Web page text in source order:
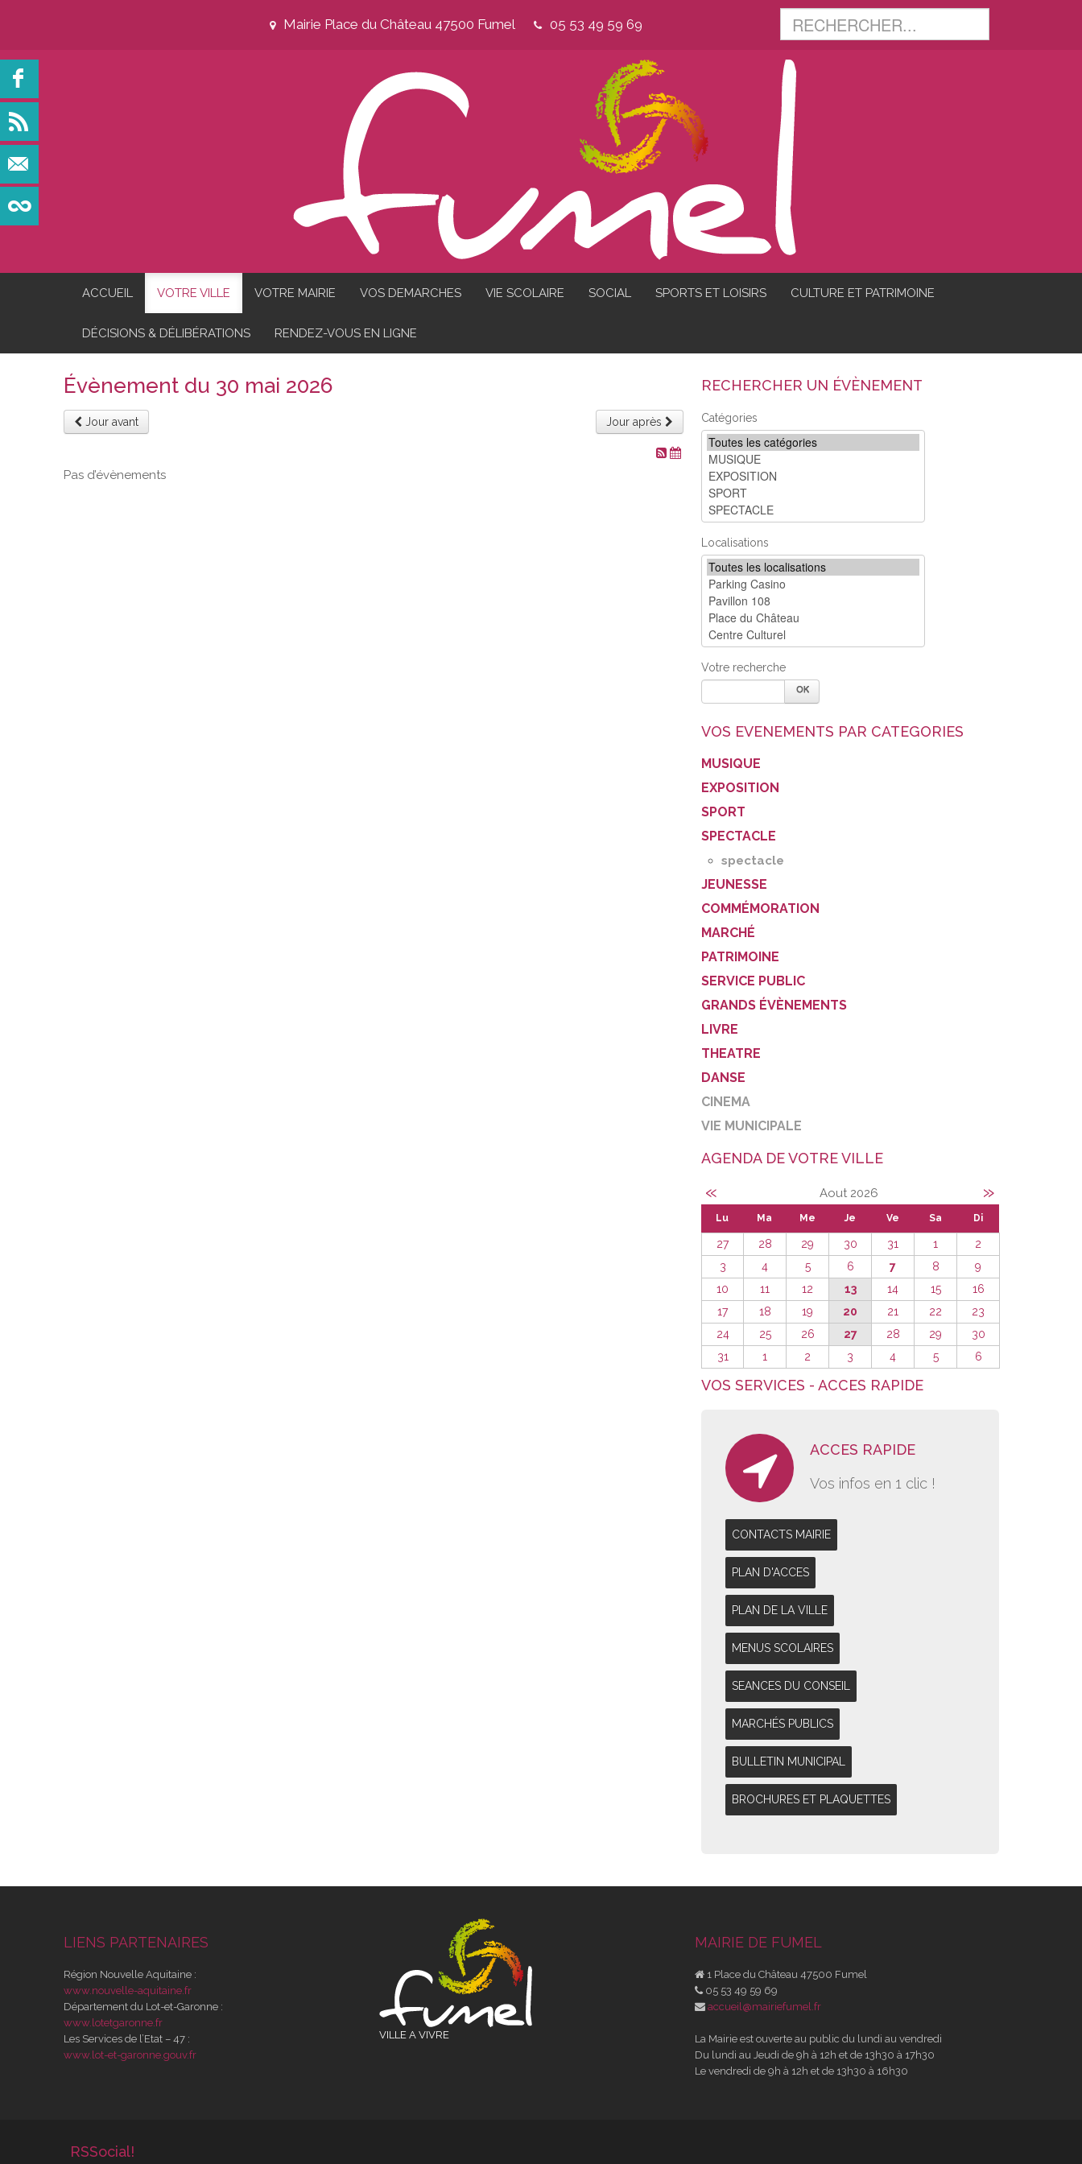
Mairie Place du Château 47500 Fumel 05 53 49 59 69
ACCUEIL VOTRE VILLE VOTRE MAIRIE VOS DEMARCHES VIE SCOLAIRE SOCIAL SPORTS ET LOISIRS CULTURE ET PATRIMOINE
DÉCISIONS & DÉLIBÉRATIONS RENDEZ-VOUS EN LIGNE
Évènement du 30 mai 2026
Jour avant Jour après
Pas d’évènements
RECHERCHER UN ÉVÈNEMENT
Catégories
Localisations
Votre recherche
VOS EVENEMENTS PAR CATEGORIES
MUSIQUE
EXPOSITION
SPORT
SPECTACLE
spectacle
JEUNESSE
COMMÉMORATION
MARCHÉ
PATRIMOINE
SERVICE PUBLIC
GRANDS ÉVÈNEMENTS
LIVRE
THEATRE
DANSE
CINEMA
VIE MUNICIPALE
AGENDA DE VOTRE VILLE
« Aout 2026 »
Lu Ma Me Je Ve Sa Di
27 28 29 30 31 1
2
3
4 5 6 7 8
9
10
11 12 13 14 15
16
17
18 19 20 21 22
23
24
25 26 27 28 29
30
31
1 2 3 4 5 6
VOS SERVICES - ACCES RAPIDE
ACCES RAPIDE
Vos infos en 1 clic !
CONTACTS MAIRIE
PLAN D'ACCES
PLAN DE LA VILLE
MENUS SCOLAIRES
SEANCES DU CONSEIL
MARCHÉS PUBLICS
BULLETIN MUNICIPAL
BROCHURES ET PLAQUETTES
LIENS PARTENAIRES
Région Nouvelle Aquitaine :
www.nouvelle-aquitaine.fr
Département du Lot-et-Garonne :
www.lotetgaronne.fr
Les Services de l’Etat – 47 :
www.lot-et-garonne.gouv.fr
VILLE A VIVRE
MAIRIE DE FUMEL
1 Place du Château 47500 Fumel
05 53 49 59 69
accueil@mairiefumel.fr
La Mairie est ouverte au public du lundi au vendredi
Du lundi au Jeudi de 9h à 12h et de 13h30 à 17h30
Le vendredi de 9h à 12h et de 13h30 à 16h30
RSSocial!